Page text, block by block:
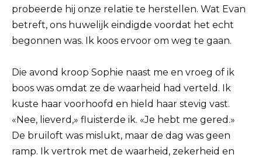
probeerde hij onze relatie te herstellen. Wat Evan
betreft, ons huwelijk eindigde voordat het echt
begonnen was. Ik koos ervoor om weg te gaan.
Die avond kroop Sophie naast me en vroeg of ik
boos was omdat ze de waarheid had verteld. Ik
kuste haar voorhoofd en hield haar stevig vast.
«Nee, lieverd,» fluisterde ik. «Je hebt me gered.»
De bruiloft was mislukt, maar de dag was geen
ramp. Ik vertrok met de waarheid, zekerheid en